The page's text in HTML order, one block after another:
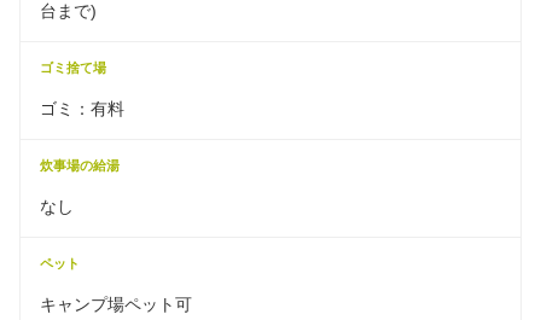
台まで)
ゴミ捨て場
ゴミ：有料
炊事場の給湯
なし
ペット
キャンプ場ペット可